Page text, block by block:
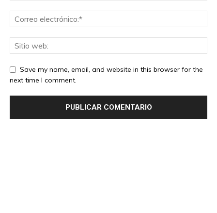
Save my name, email, and website in this browser for the
next time I comment.